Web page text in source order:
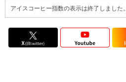
アイスコーヒー指数の表示は終了しました。